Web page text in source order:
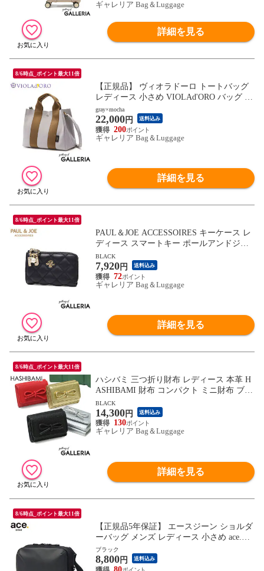
ギャレリア Bag＆Luggage
詳細を見る
8/6時点_ポイント最大11倍
【正規品】 ヴィオラドーロ トートバッグ
レディース 小さめ VIOLAd'ORO バッグ ト
ート ブランド 軽量 軽い 2WAY ショルダー
かわいい 大人 弱撥水 A5 日本製 GINO マ
イクロファイバースエードトートバッグ M
サイズ V-2063
gray×mocha
22,000円 送料込み
200
ギャレリア Bag＆Luggage
詳細を見る
8/6時点_ポイント最大11倍
PAUL＆JOE ACCESSOIRES キーケース レ
ディース スマートキー ポールアンドジョ
ー ブランド 可愛い カード コンパクト 車
鍵 ファスナー おしゃれ ロゴ 上品 おしゃ
れ キルティング キルト QUILTING PJA-W
1256
BLACK
7,920円 送料込み
72
ギャレリア Bag＆Luggage
詳細を見る
8/6時点_ポイント最大11倍
ハシバミ 三つ折り財布 レディース 本革 H
ASHIBAMI 財布 コンパクト ミニ財布 ブラ
ンド おしゃれ かわいい 小さい ミニ レザ
ー 軽い 折り財布 BOX型小銭入れ レザーリ
ボン ミニウォレット Ha-2410-326
BLACK
14,300円 送料込み
130
ギャレリア Bag＆Luggage
詳細を見る
8/6時点_ポイント最大11倍
【正規品5年保証】 エースジーン ショルダ
ーバッグ メンズ レディース 小さめ ace.GE
NE エース 斜めがけ ブランド 大人 軽量 軽
い 横型 撥水 5L A5 丈夫 ミニショルダー
バッグ ラグレンティスクロス 68792
ブラック
8,800円 送料込み